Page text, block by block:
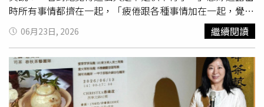
約頂級錄音室Sterling Sound，並由德國黑膠刻片大廠
Optimal Media GmbH升級DMM刻版。為追求極致音質，嚴
格限制單面音軌長度，打造雙片裝珍藏規格。雙黑膠將於7
月3日至7月31日在各大通路展開預購，並於8月5日正式發
行，將新歌的雋永感動化為實體完美珍藏。周杰倫三場演出
共吸引近19萬5千名歌迷進場。（圖／杰威爾音樂提供）
時所有事情都擠在一起，「疲倦跟各種事情加在一起，覺得
身體爆掉了，每天都很不舒服，咳嗽一直不會好，當時還有
演出但撐著，我已經在燃燒『壽元』了，上個月幾乎躺了一
個月。」此外，惠婷還做了一個女生常見的小手術，笑說：
「我可能比較叛逆吧，既然都不舒服了，就一起開刀吧。」
幸好現在已經恢復了健康。談到入圍金曲，惠婷表示：「就
像買威力彩，有中就是幸運，沒有的話明天還是起來工作，
06月23日, 2026 繼續閱讀